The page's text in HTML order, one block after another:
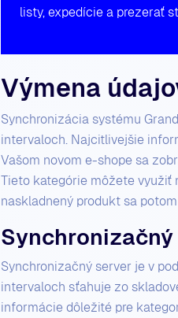
listy, expedície a prezerať
Výmena
Synchronizácia systému
intervaloch. Najcitlivejšie
Vašom novom e-shope sa
Tieto kategórie môžete využiť
naskladnený produkt sa
Synchronizačný server je v
intervaloch sťahuje zo
informácie dôležité pre